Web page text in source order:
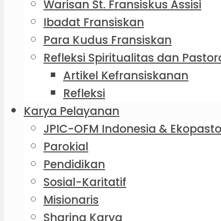
Warisan St. Fransiskus Assisi
Ibadat Fransiskan
Para Kudus Fransiskan
Refleksi Spiritualitas dan
Artikel Kefransiskanan
Refleksi
Karya Pelayanan
JPIC-OFM Indonesia &
Parokial
Pendidikan
Sosial-Karitatif
Misionaris
Sharing Karya